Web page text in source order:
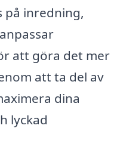
på inredning,
att göra det mer
att ta del av
dina
lyckad